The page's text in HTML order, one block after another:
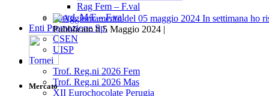
Rag Fem – F.val
Esord. M/F – F.val
Enti Promozione Sp.
CSEN
UISP
Tornei
Trof. Reg.ni 2026 Fem
Trof. Reg.ni 2026 Mas
XII Eurochocolate Perugia
Pubblicato il 5 Maggio 2024 |
Mercato